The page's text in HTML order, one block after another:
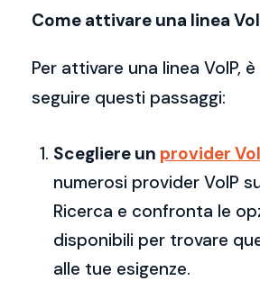
Come attivare una linea
Per attivare una linea VoIP,
seguire questi passaggi:
Scegliere un provider
numerosi provider VoIP
Ricerca e confronta le
disponibili per trovare
alle tue esigenze.